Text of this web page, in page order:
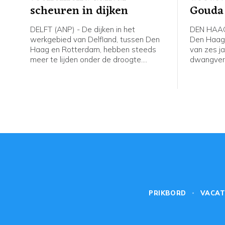
scheuren in dijken
DELFT (ANP) - De dijken in het
werkgebied van Delfland, tussen Den
Haag en Rotterdam, hebben steeds
meer te lijden onder de droogte.
Gouda
DEN
Den
van zes
PRIKBORD